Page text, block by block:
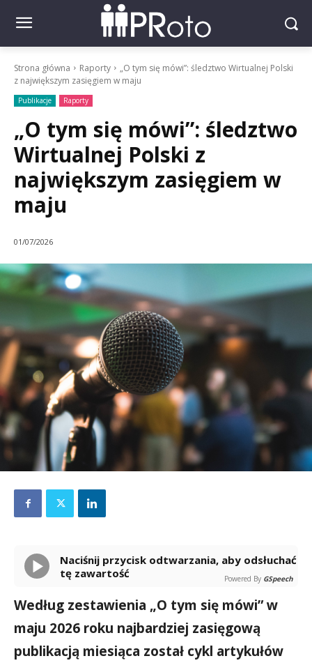
Strona główna Raporty
„O tym się mówi”: śledztwo Wirtualnej Polski
z największym zasięgiem w maju
Publikacje Raporty
„O tym się mówi”: śledztwo
Wirtualnej Polski z
największym zasięgiem w
maju
01/07/2026
Naciśnij przycisk odtwarzania, aby odsłuchać
tę zawartość
Powered By GSpeech
Według zestawienia „O tym się mówi” w
maju 2026 roku najbardziej zasięgową
publikacją miesiąca został cykl artykułów